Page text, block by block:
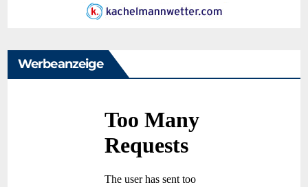
Werbeanzeige